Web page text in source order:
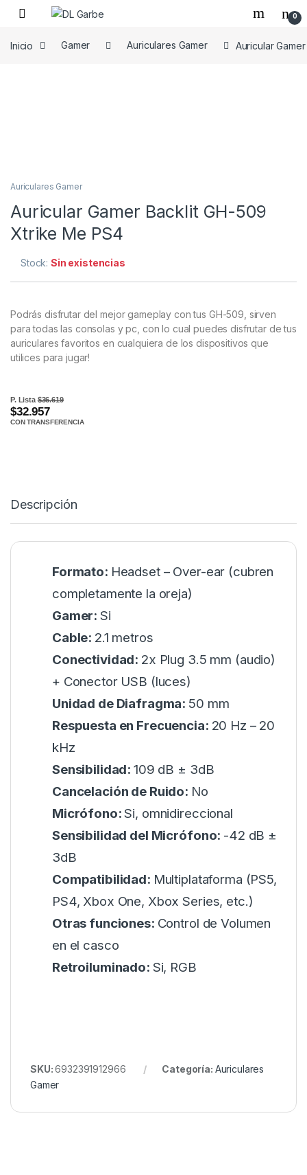
0
Inicio Gamer Auriculares Gamer Auricular
Auriculares Gamer
Auricular Gamer Backlit GH-509
Xtrike Me PS4
Stock:Sin existencias
Podrás disfrutar del mejor gameplay con tus GH-509, sirven
para todas las consolas y pc, con lo cual puedes disfrutar de tus
auriculares favoritos en cualquiera de los dispositivos que
utilices para jugar!
P. Lista$36.619
$32.957
CON TRANSFERENCIA
Descripción
Formato: Headset – Over-ear (cubren
completamente la oreja)
Gamer:Si
Cable: 2.1 metros
Conectividad: 2x Plug 3.5 mm (audio)
+ Conector USB (luces)
Unidad de Diafragma: 50 mm
Respuesta en Frecuencia: 20 Hz – 20
kHz
Sensibilidad:109 dB ± 3dB
Cancelación de Ruido: No
Micrófono:Si, omnidireccional
Sensibilidad del Micrófono: -42 dB ±
3dB
Compatibilidad: Multiplataforma (PS5,
PS4, Xbox One, Xbox Series, etc.)
Otras funciones: Control de Volumen
en el casco
Retroiluminado: Si, RGB
SKU:6932391912966 Categoría: Auriculares
Gamer